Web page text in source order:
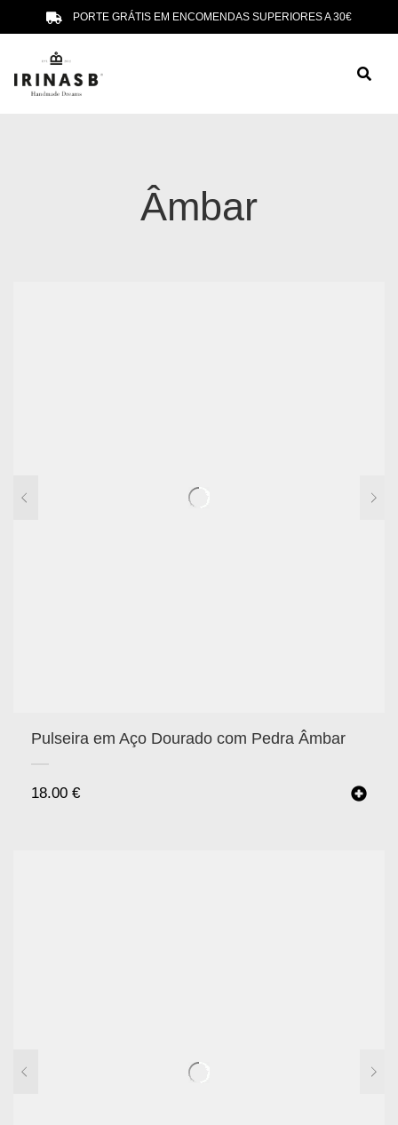
PORTE GRÁTIS EM ENCOMENDAS SUPERIORES A 30€
Âmbar
Pulseira em Aço Dourado com Pedra Âmbar
18.00 €